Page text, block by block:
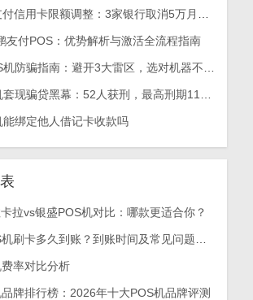
用卡限额调整：3家银行取消5万月限，大额消费攻略及影响
友付POS：优势解析与激活全流程指南
防骗指南：避开3大雷区，选对机器不踩坑
骗贷黑幕：52人获刑，最高刑期11年，全链条犯罪细节曝光
能绑定他人借记卡收款吗
拉vs银盛POS机对比：哪款更适合你？
率对比分析
牌排行榜：2026年十大POS机品牌评测